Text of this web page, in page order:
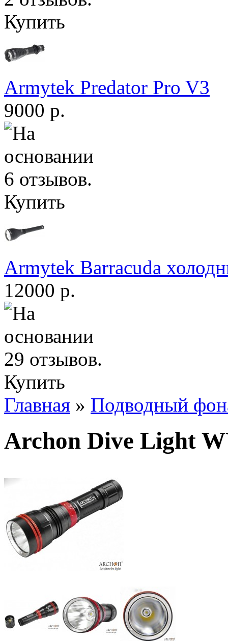
Купить
Armytek Predator Pro V3
9000 р.
Купить
Armytek Barracuda
12000 р.
Купить
Главная » Подводный
Archon Dive Light